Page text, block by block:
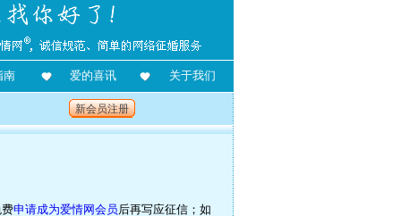
南 爱的喜讯 关于我们
新会员注册
申请成为爱情网会员后再写应征信；如